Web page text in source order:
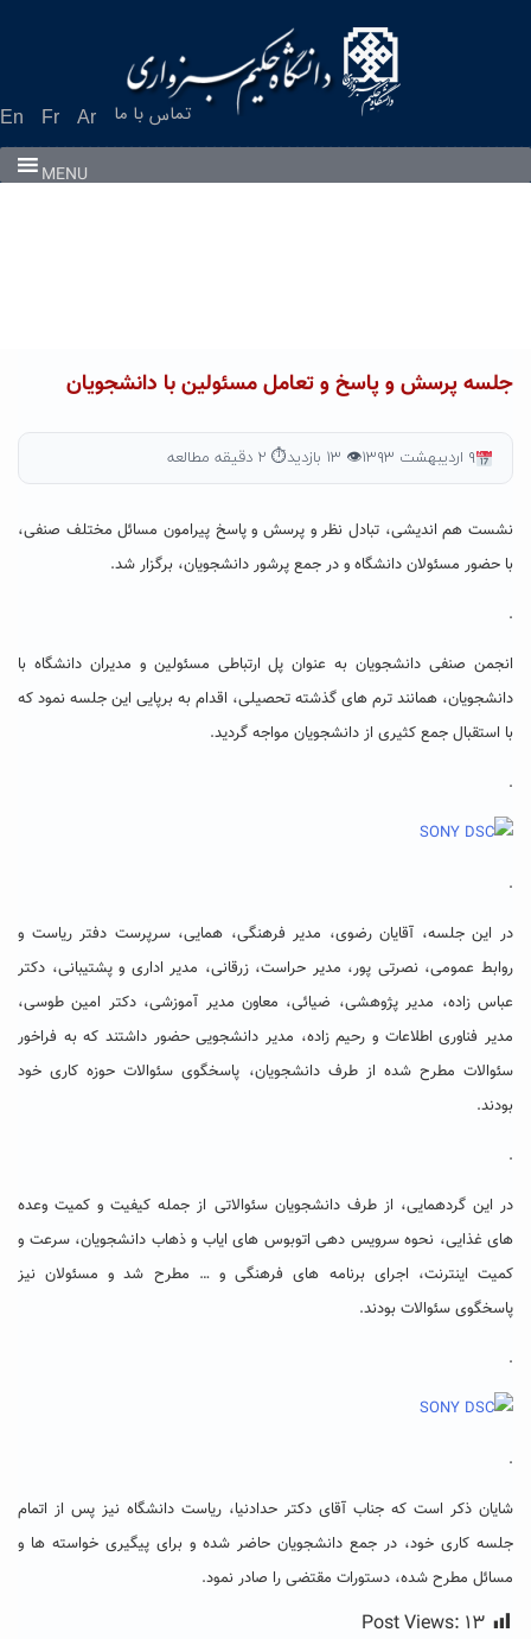
En Fr Ar تماس با ما
MENU
جلسه پرسش و پاسخ و تعامل مسئولین با دانشجویان
۹ اردیبهشت ۱۳۹۳ 👁 ۱۳ بازدید ⏱ ۲ دقیقه مطالعه
نشست هم اندیشی، تبادل نظر و پرسش و پاسخ پیرامون مسائل مختلف صنفی،
با حضور مسئولان دانشگاه و در جمع پرشور دانشجویان، برگزار شد.
.
انجمن صنفی دانشجویان به عنوان پل ارتباطی مسئولین و مدیران دانشگاه با
دانشجویان، همانند ترم های گذشته تحصیلی، اقدام به برپایی این جلسه نمود که
با استقبال جمع کثیری از دانشجویان مواجه گردید.
.
.
در این جلسه، آقایان رضوی، مدیر فرهنگی، همایی، سرپرست دفتر ریاست و
روابط عمومی، نصرتی پور، مدیر حراست، زرقانی، مدیر اداری و پشتیبانی، دکتر
عباس زاده، مدیر پژوهشی، ضیائی، معاون مدیر آموزشی، دکتر امین طوسی،
مدیر فناوری اطلاعات و رحیم زاده، مدیر دانشجویی حضور داشتند که به فراخور
سئوالات مطرح شده از طرف دانشجویان، پاسخگوی سئوالات حوزه کاری خود
بودند.
.
در این گردهمایی، از طرف دانشجویان سئوالاتی از جمله کیفیت و کمیت وعده
های غذایی، نحوه سرویس دهی اتوبوس های ایاب و ذهاب دانشجویان، سرعت و
کمیت اینترنت، اجرای برنامه های فرهنگی و … مطرح شد و مسئولان نیز
پاسخگوی سئوالات بودند.
.
.
شایان ذکر است که جناب آقای دکتر حدادنیا، ریاست دانشگاه نیز پس از اتمام
جلسه کاری خود، در جمع دانشجویان حاضر شده و برای پیگیری خواسته ها و
مسائل مطرح شده، دستورات مقتضی را صادر نمود.
Post Views: ۱۳